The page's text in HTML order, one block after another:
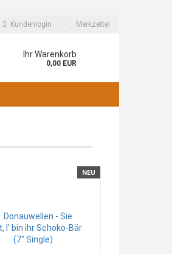
Kundenlogin Merkzettel
Ihr Warenkorb
0,00 EUR
NEU